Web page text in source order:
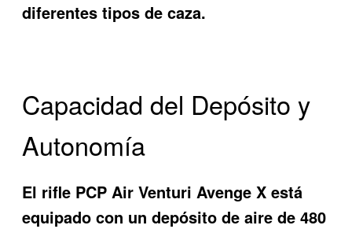
diferentes tipos de caza.
Capacidad del Depósito y
Autonomía
El rifle PCP Air Venturi Avenge X está
equipado con un depósito de aire de 480